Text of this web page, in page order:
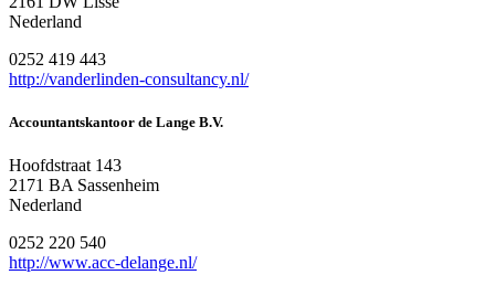
Nederland
0252 419 443
http://vanderlinden-consultancy.nl/
Accountantskantoor de Lange B.V.
Hoofdstraat 143
2171 BA Sassenheim
Nederland
0252 220 540
http://www.acc-delange.nl/